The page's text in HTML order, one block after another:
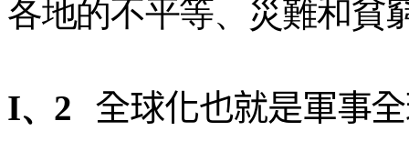
各地的不平等、災難和貧
I、2
全球化也就是軍事